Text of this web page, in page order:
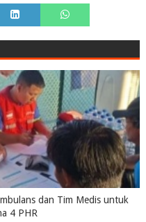
dan Tim Medis untuk
4 PHR